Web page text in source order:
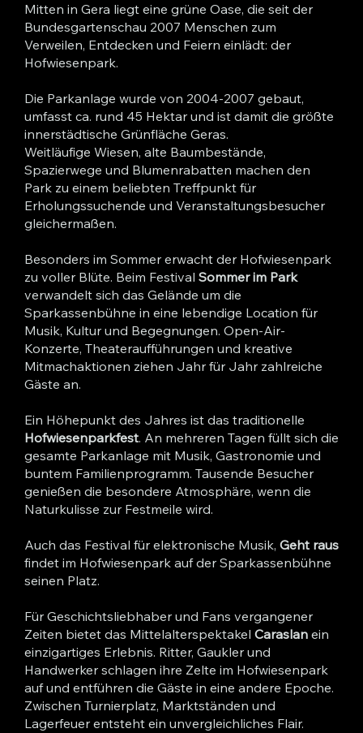
Mitten in Gera liegt eine grüne Oase, die seit der
Bundesgartenschau 2007 Menschen zum
Verweilen, Entdecken und Feiern einlädt: der
Hofwiesenpark.
Die Parkanlage wurde von 2004-2007 gebaut,
umfasst ca. rund 45 Hektar und ist damit die größte
innerstädtische Grünfläche Geras.
Weitläufige Wiesen, alte Baumbestände,
Spazierwege und Blumenrabatten machen den
Park zu einem beliebten Treffpunkt für
Erholungssuchende und Veranstaltungsbesucher
gleichermaßen.
Besonders im Sommer erwacht der Hofwiesenpark
zu voller Blüte. Beim FestivalSommer im Park
verwandelt sich das Gelände um die
Sparkassenbühne in eine lebendige Location für
Musik, Kultur und Begegnungen. Open-Air-
Konzerte, Theateraufführungen und kreative
Mitmachaktionen ziehen Jahr für Jahr zahlreiche
Gäste an.
Ein Höhepunkt des Jahres ist das traditionelle
Hofwiesenparkfest. An mehreren Tagen füllt sich die
gesamte Parkanlage mit Musik, Gastronomie und
buntem Familienprogramm. Tausende Besucher
genießen die besondere Atmosphäre, wenn die
Naturkulisse zur Festmeile wird.
Auch das Festival für elektronische Musik,Geht raus
findet im Hofwiesenpark auf der Sparkassenbühne
seinen Platz.
Für Geschichtsliebhaber und Fans vergangener
Zeiten bietet das MittelalterspektakelCaraslan ein
einzigartiges Erlebnis. Ritter, Gaukler und
Handwerker schlagen ihre Zelte im Hofwiesenpark
auf und entführen die Gäste in eine andere Epoche.
Zwischen Turnierplatz, Marktständen und
Lagerfeuer entsteht ein unvergleichliches Flair.